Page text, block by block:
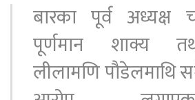
बारका पूर्व अध्यक्ष
पूर्णमान शाक्य
लीलामणि पौडेलमाथि